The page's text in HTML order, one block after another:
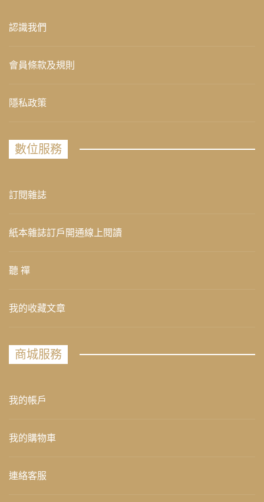
認識我們
會員條款及規則
隱私政策
數位服務
訂閱雜誌
紙本雜誌訂戶開通線上閱讀
聽 禪
我的收藏文章
商城服務
我的帳戶
我的購物車
連絡客服